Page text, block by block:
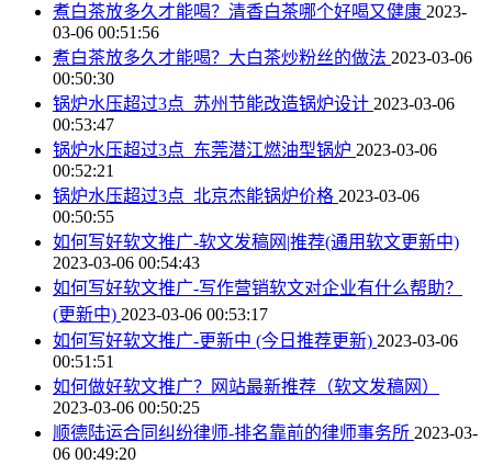
煮白茶放多久才能喝？清香白茶哪个好喝又健康 2023-
03-06 00:51:56
煮白茶放多久才能喝？大白茶炒粉丝的做法 2023-03-06
00:50:30
锅炉水压超过3点_苏州节能改造锅炉设计 2023-03-06
00:53:47
锅炉水压超过3点_东莞潜江燃油型锅炉 2023-03-06
00:52:21
锅炉水压超过3点_北京杰能锅炉价格 2023-03-06
00:50:55
如何写好软文推广-软文发稿网|推荐(通用软文更新中)
2023-03-06 00:54:43
如何写好软文推广-写作营销软文对企业有什么帮助？
(更新中) 2023-03-06 00:53:17
如何写好软文推广-更新中 (今日推荐更新) 2023-03-06
00:51:51
如何做好软文推广？网站最新推荐（软文发稿网）
2023-03-06 00:50:25
顺德陆运合同纠纷律师-排名靠前的律师事务所 2023-03-
06 00:49:20